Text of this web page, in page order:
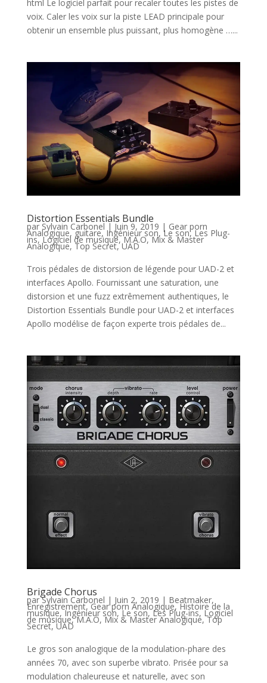
html Le logiciel parfait pour recaler toutes les pistes de
voix. Caler les voix sur la piste LEAD principale pour
obtenir un ensemble plus puissant, plus homogène …...
Distortion Essentials Bundle
par Sylvain Carbonel | Juin 9, 2019 | Gear porn
Analogique,guitare, Ingénieur son, Le son,Les Plug-
ins,Logiciel de musique,M.A.O,Mix & Master
Analogique, Top Secret,UAD
Trois pédales de distorsion de légende pour UAD-2 et
interfaces Apollo. Fournissant une saturation, une
distorsion et une fuzz extrêmement authentiques, le
Distortion Essentials Bundle pour UAD-2 et interfaces
Apollo modélise de façon experte trois pédales de...
Brigade Chorus
parSylvain Carbonel | Juin 2, 2019 | Beatmaker,
Enregistrement,Gear porn Analogique,Histoire de la
musique,Ingénieur son,Le son,Les Plug-ins,Logiciel
de musique,M.A.O,Mix & Master Analogique,Top
Secret,UAD
Le gros son analogique de la modulation-phare des
années 70, avec son superbe vibrato. Prisée pour sa
modulation chaleureuse et naturelle, avec son